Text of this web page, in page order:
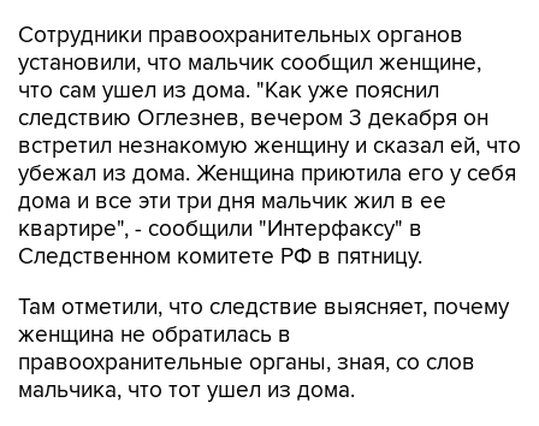
Сотрудники правоохранительных органов
установили, что мальчик сообщил женщине,
что сам ушел из дома. "Как уже пояснил
следствию Оглезнев, вечером 3 декабря он
встретил незнакомую женщину и сказал ей, что
убежал из дома. Женщина приютила его у себя
дома и все эти три дня мальчик жил в ее
квартире", - сообщили "Интерфаксу" в
Следственном комитете РФ в пятницу.
Там отметили, что следствие выясняет, почему
женщина не обратилась в
правоохранительные органы, зная, со слов
мальчика, что тот ушел из дома.